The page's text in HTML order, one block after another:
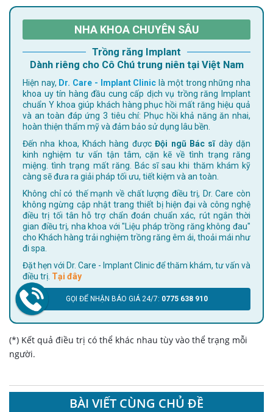
NHA KHOA CHUYÊN SÂU
Trồng răng Implant
Dành riêng cho Cô Chú trung niên tại Việt Nam
Hiện nay, Dr. Care - Implant Clinic là một trong những nha
khoa uy tín hàng đầu cung cấp dịch vụ trồng răng Implant
chuẩn Y khoa giúp khách hàng phục hồi mất răng hiệu quả
và an toàn đáp ứng 3 tiêu chí: Phục hồi khả năng ăn nhai,
hoàn thiện thẩm mỹ và đảm bảo sử dụng lâu bền.
Đến nha khoa, Khách hàng đượcĐội ngũ Bác sĩdày dặn
kinh nghiệm tư vấn tận tâm, cặn kẽ về tình trạng răng
miệng. tình trạng mất răng. Bác sĩ sau khi thăm khám kỹ
càng sẽ đưa ra giải pháp tối ưu, tiết kiệm và an toàn.
Không chỉ có thế mạnh về chất lượng điều trị, Dr. Care còn
không ngừng cập nhật trang thiết bị hiện đại và công nghệ
điều trị tối tân hỗ trợ chẩn đoán chuẩn xác, rút ngắn thời
gian điều trị, nha khoa với "Liệu pháp trồng răng không đau"
cho Khách hàng trải nghiệm trồng răng êm ái, thoải mái như
đi spa.
Đặt hẹn với Dr. Care - Implant Clinic để thăm khám, tư vấn và
điều trị. Tại đây
GỌI ĐỂ NHẬN BÁO GIÁ 24/7: 0775 638 910
(*) Kết quả điều trị có thể khác nhau tùy vào thể trạng mỗi
người.
BÀI VIẾT CÙNG CHỦ ĐỀ